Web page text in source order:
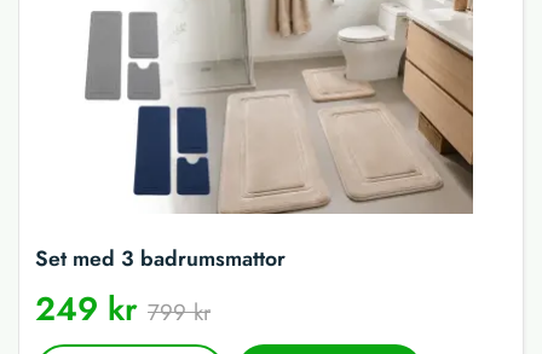
Set med 3 badrumsmattor
249 kr 799 kr